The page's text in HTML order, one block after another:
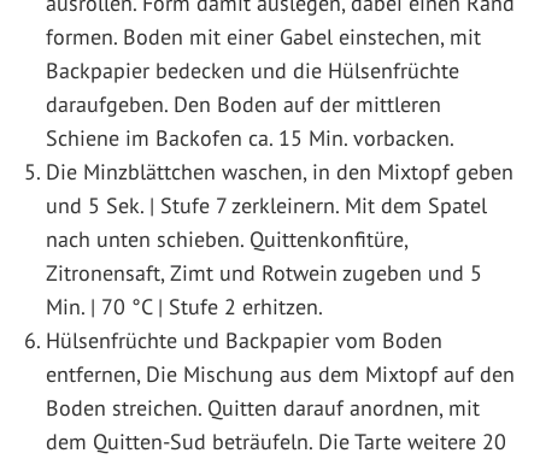
formen. Boden mit einer Gabel einstechen, mit
Backpapier bedecken und die Hülsenfrüchte
daraufgeben. Den Boden auf der mittleren
Schiene im Backofen ca. 15 Min. vorbacken.
Die Minzblättchen waschen, in den Mixtopf geben
und 5 Sek. | Stufe 7 zerkleinern. Mit dem Spatel
nach unten schieben. Quittenkonfitüre,
Zitronensaft, Zimt und Rotwein zugeben und 5
Min. | 70 °C | Stufe 2 erhitzen.
Hülsenfrüchte und Backpapier vom Boden
entfernen, Die Mischung aus dem Mixtopf auf den
Boden streichen. Quitten darauf anordnen, mit
dem Quitten-Sud beträufeln. Die Tarte weitere 20